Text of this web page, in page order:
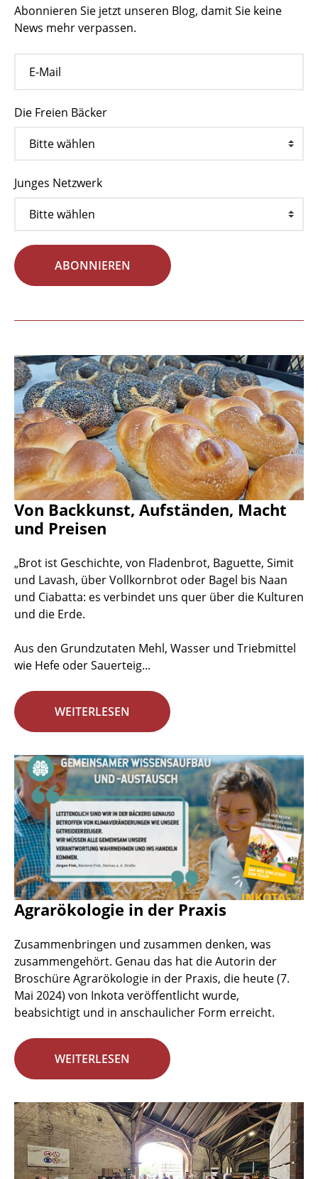
Abonnieren Sie jetzt unseren Blog, damit Sie keine
News mehr verpassen.
Die Freien Bäcker
Junges Netzwerk
ABONNIEREN
Von Backkunst, Aufständen, Macht
und Preisen
„Brot ist Geschichte, von Fladenbrot, Baguette, Simit
und Lavash, über Vollkornbrot oder Bagel bis Naan
und Ciabatta: es verbindet uns quer über die Kulturen
und die Erde.
Aus den Grundzutaten Mehl, Wasser und Triebmittel
wie Hefe oder Sauerteig...
WEITERLESEN
Agrarökologie in der Praxis
Zusammenbringen und zusammen denken, was
zusammengehört. Genau das hat die Autorin der
Broschüre Agrarökologie in der Praxis, die heute (7.
Mai 2024) von Inkota veröffentlicht wurde,
beabsichtigt und in anschaulicher Form erreicht.
WEITERLESEN